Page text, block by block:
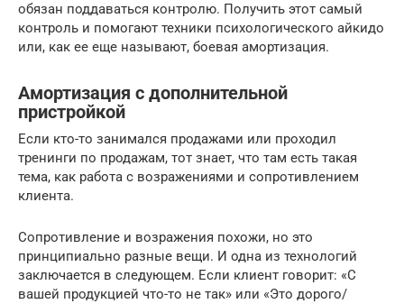
обязан поддаваться контролю. Получить этот самый
контроль и помогают техники психологического айкидо
или, как ее еще называют, боевая амортизация.
Амортизация с дополнительной
пристройкой
Если кто-то занимался продажами или проходил
тренинги по продажам, тот знает, что там есть такая
тема, как работа с возражениями и сопротивлением
клиента.
Сопротивление и возражения похожи, но это
принципиально разные вещи. И одна из технологий
заключается в следующем. Если клиент говорит: «С
вашей продукцией что-то не так» или «Это дорого/